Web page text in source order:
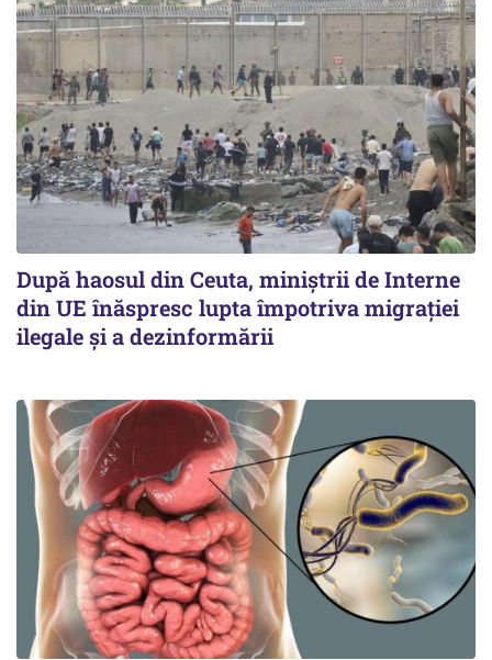
După haosul din Ceuta, miniștrii de Interne
din UE înăspresc lupta împotriva migrației
ilegale și a dezinformării